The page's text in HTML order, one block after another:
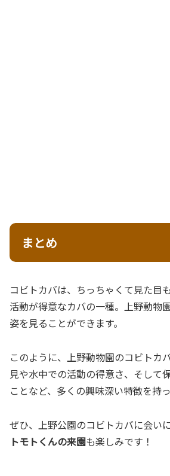
まとめ
コビトカバは、ちっちゃくて見た目
活動が得意なカバの一種。上野動物
姿を見ることができます。
このように、上野動物園のコビトカ
見や水中での活動の得意さ、そして
ことなど、多くの興味深い特徴を持っ
ぜひ、上野公園のコビトカバに会い
トモトくんの来園も楽しみです！